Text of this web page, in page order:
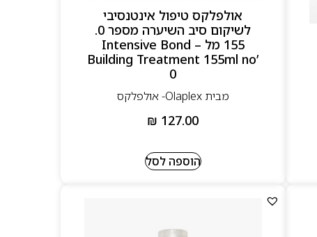
אולפלקס טיפול אינטנסיבי
לשיקום סיב השיערה מספר 0.
155 מל – Intensive Bond
Building Treatment 155ml no’
0
מבית Olaplex- אולפלקס
₪ 127.00
הוספה לסל